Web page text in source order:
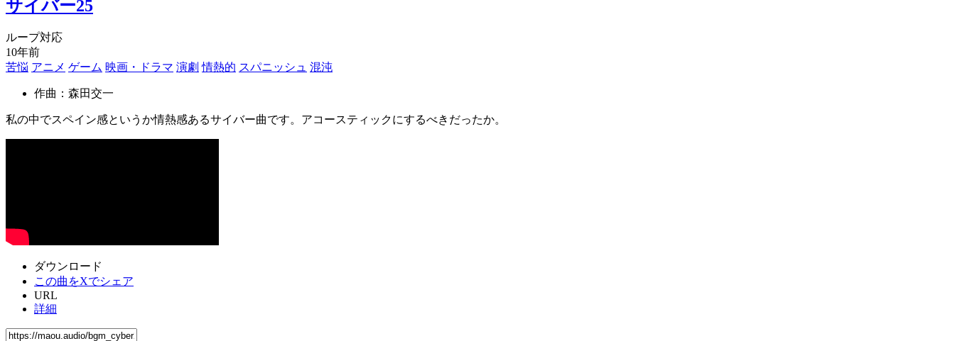
サイバー25
ループ対応
10年前
苦悩 アニメ ゲーム 映画・ドラマ 演劇 情熱的 スパニッシュ 混沌
作曲：森田交一
私の中でスペイン感というか情熱感あるサイバー曲です。アコースティックにするべきだったか。
ダウンロード
この曲をXでシェア
URL
詳細